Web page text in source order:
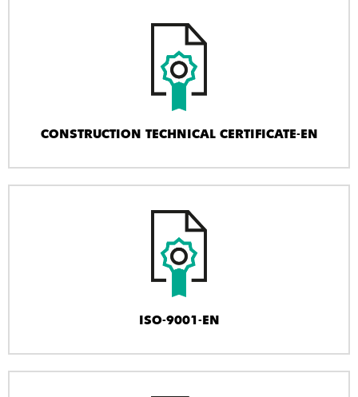
CONSTRUCTION TECHNICAL CERTIFICATE-EN
ISO-9001-EN